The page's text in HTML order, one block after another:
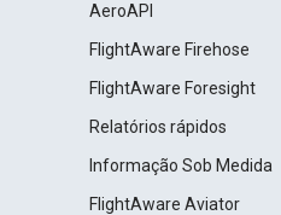
AeroAPI
FlightAware Firehose
FlightAware Foresight
Relatórios rápidos
Informação Sob Medida
FlightAware Aviator